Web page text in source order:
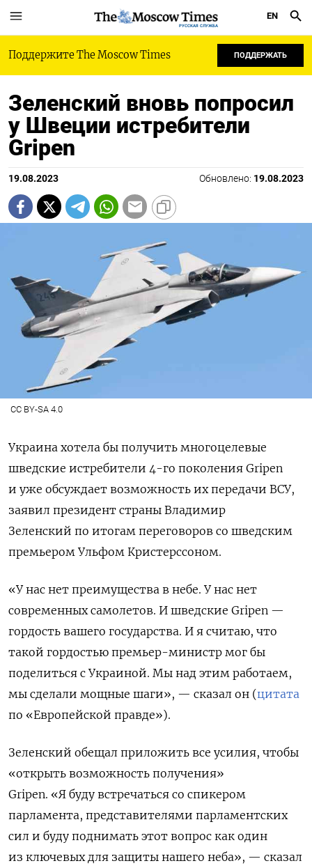
РУССКАЯ СЛУЖБА
EN
Поддержите The Moscow Times ПОДДЕРЖАТЬ
Зеленский вновь попросил
у Швеции истребители
Gripen
19.08.2023 Обновлено: 19.08.2023
CC BY-SA 4.0
Украина хотела бы получить многоцелевые
шведские истребители 4-го поколения Gripen
и уже обсуждает возможность их передачи ВСУ,
заявил президент страны Владимир
Зеленский по итогам переговоров со шведским
премьером Ульфом Кристерссоном.
«У нас нет преимущества в небе. У нас нет
современных самолетов. И шведские Gripen —
гордость вашего государства. И я считаю, что
такой гордостью премьер-министр мог бы
поделиться с Украиной. Мы над этим работаем,
мы сделали мощные шаги», — сказал он (цитата
по «Европейской правде»).
Зеленский обещал приложить все усилия, чтобы
«открыть возможность получения»
Gripen. «Я буду встречаться со спикером
парламента, представителями парламентских
сил и буду поднимать этот вопрос как один
из ключевых для защиты нашего неба», — сказал